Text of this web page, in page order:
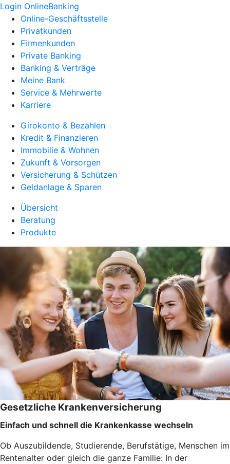
Login OnlineBanking
Online-Geschäftsstelle
Privatkunden
Firmenkunden
Private Banking
Banking & Verträge
Meine Bank
Service & Mehrwerte
Karriere
Girokonto & Bezahlen
Kredit & Finanzieren
Immobilie & Wohnen
Zukunft & Vorsorgen
Versicherung & Schützen
Geldanlage & Sparen
Übersicht
Beratung
Produkte
Gesetzliche Krankenversicherung
Einfach und schnell die Krankenkasse wechseln
Ob Auszubildende, Studierende, Berufstätige, Menschen im
Rentenalter oder gleich die ganze Familie: In der